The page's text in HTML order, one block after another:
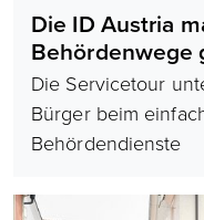
Die ID Austria
Behördenwege
Die Servicetour
Bürger beim
Behördendienste